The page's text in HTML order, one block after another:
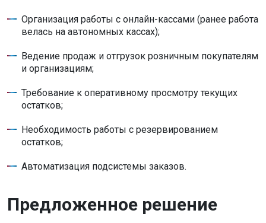
Организация работы с онлайн-кассами (ранее работа
велась на автономных кассах);
Ведение продаж и отгрузок розничным покупателям
и организациям;
Требование к оперативному просмотру текущих
остатков;
Необходимость работы с резервированием
остатков;
Автоматизация подсистемы заказов.
Предложенное решение